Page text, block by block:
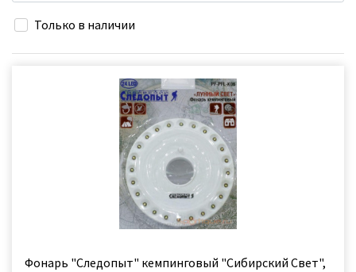
Только в наличии
Фонарь "Следопыт" кемпинговый "Сибирский Свет",